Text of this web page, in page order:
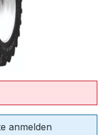
anmelden